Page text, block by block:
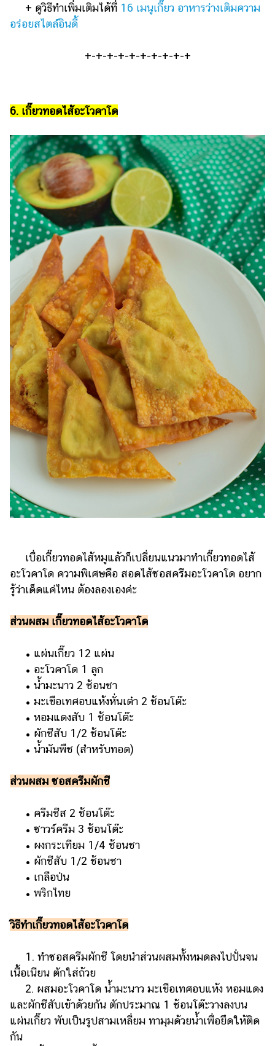
+ ดูวิธีทำเพิ่มเติมได้ที่ 16 เมนูเกี๊ยว อาหารว่างเติมความ
อร่อยสไตล์อินดี้
+-+-+-+-+-+-+-+-+-+
6. เกี๊ยวทอดไส้อะโวคาโด
เบื่อเกี๊ยวทอดไส้หมูแล้วก็เปลี่ยนแนวมาทำเกี๊ยวทอดไส้
อะโวคาโด ความพิเศษคือ สอดไส้ซอสครีมอะโวคาโด อยาก
รู้ว่าเด็ดแค่ไหน ต้องลองเองค่ะ
ส่วนผสม เกี๊ยวทอดไส้อะโวคาโด
• แผ่นเกี๊ยว 12 แผ่น
• อะโวคาโด 1 ลูก
• น้ำมะนาว 2 ช้อนชา
• มะเขือเทศอบแห้งหั่นเต๋า 2 ช้อนโต๊ะ
• หอมแดงสับ 1 ช้อนโต๊ะ
• ผักชีสับ 1/2 ช้อนโต๊ะ
• น้ำมันพืช (สำหรับทอด)
ส่วนผสม ซอสครีมผักชี
• ครีมชีส 2 ช้อนโต๊ะ
• ซาวร์ครีม 3 ช้อนโต๊ะ
• ผงกระเทียม 1/4 ช้อนชา
• ผักชีสับ 1/2 ช้อนชา
• เกลือป่น
• พริกไทย
วิธีทำเกี๊ยวทอดไส้อะโวคาโด
1. ทำซอสครีมผักชี โดยนำส่วนผสมทั้งหมดลงไปปั่นจน
เนื้อเนียน ตักใส่ถ้วย
2. ผสมอะโวคาโด น้ำมะนาว มะเขือเทศอบแห้ง หอมแดง
และผักชีสับเข้าด้วยกัน ตักประมาณ 1 ช้อนโต๊ะวางลงบน
แผ่นเกี๊ยว พับเป็นรูปสามเหลี่ยม ทามุมด้วยน้ำเพื่อยึดให้ติด
กัน